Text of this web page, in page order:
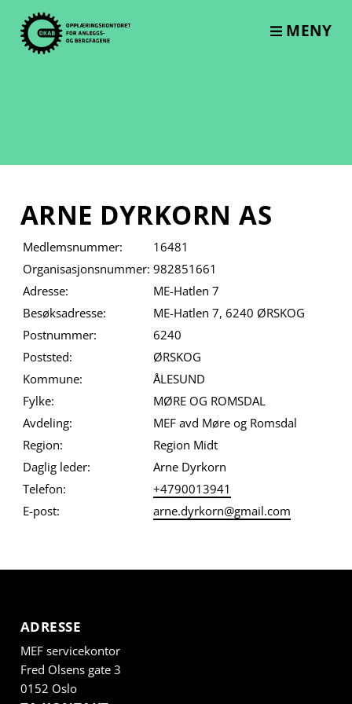
content
MENY
ARNE DYRKORN AS
Medlemsnummer:
16481
Organisasjonsnummer: 982851661
Adresse:
ME-Hatlen 7
Besøksadresse:
ME-Hatlen 7, 6240 ØRSKOG
Postnummer:
6240
Poststed:
ØRSKOG
Kommune:
ÅLESUND
Fylke:
MØRE OG ROMSDAL
Avdeling:
MEF avd Møre og Romsdal
Region:
Region Midt
Daglig leder:
Arne Dyrkorn
Telefon:
+4790013941
E-post:
arne.dyrkorn@gmail.com
ADRESSE
MEF servicekontor
Fred Olsens gate 3
0152 Oslo